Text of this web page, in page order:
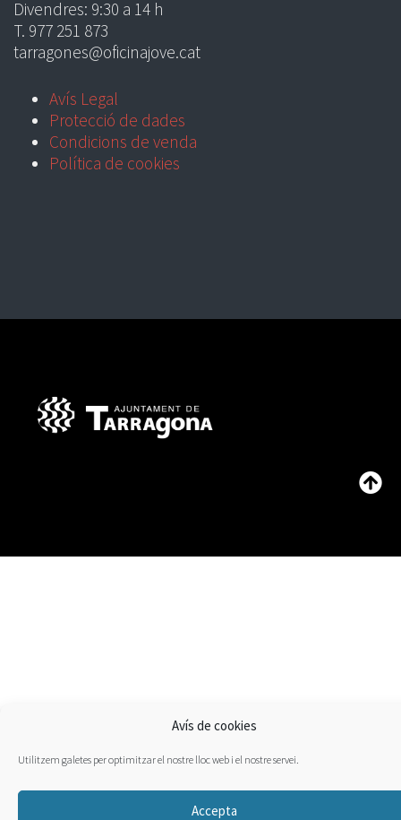
Avís de cookies
Utilitzem galetes per optimitzar el nostre lloc web i el nostre servei.
Accepta
Divendres: 9:30 a 14 h
T. 977 251 873
tarragones@oficinajove.cat
Avís Legal
Protecció de dades
Condicions de venda
Política de cookies